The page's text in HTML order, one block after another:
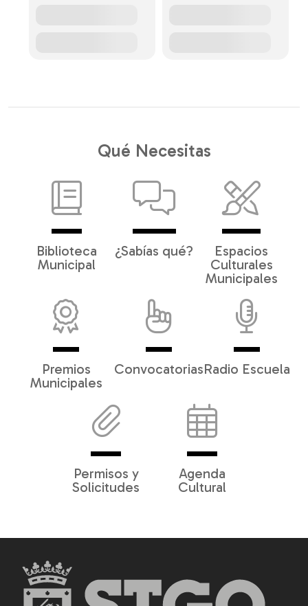
Qué Necesitas
Biblioteca
Municipal
¿Sabías qué?
Espacios
Culturales
Municipales
Premios
Municipales
ConvocatoriasRadio Escuela
Permisos y
Solicitudes
Agenda
Cultural